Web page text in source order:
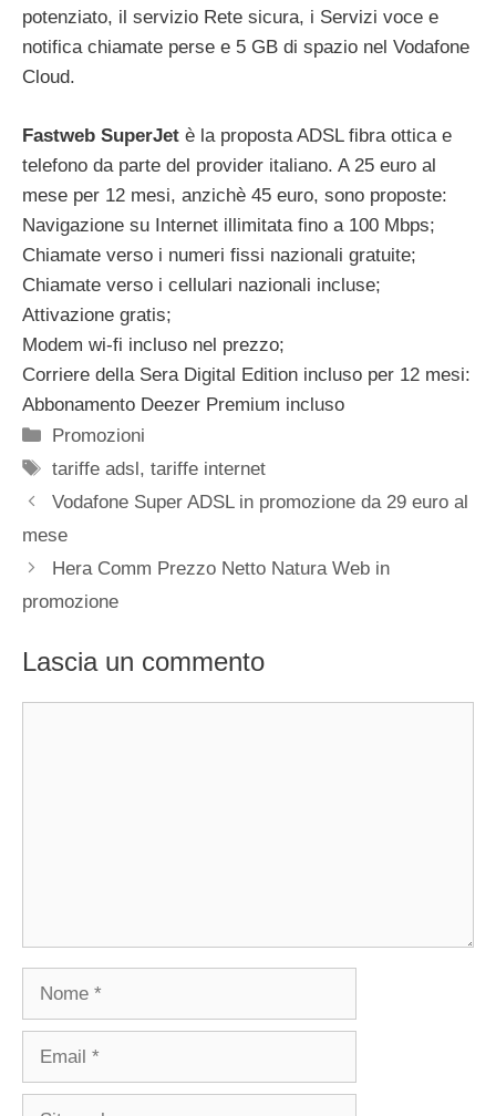
potenziato, il servizio Rete sicura, i Servizi voce e
notifica chiamate perse e 5 GB di spazio nel Vodafone
Cloud.
Fastweb SuperJet è la proposta ADSL fibra ottica e
telefono da parte del provider italiano. A 25 euro al
mese per 12 mesi, anzichè 45 euro, sono proposte:
Navigazione su Internet illimitata fino a 100 Mbps;
Chiamate verso i numeri fissi nazionali gratuite;
Chiamate verso i cellulari nazionali incluse;
Attivazione gratis;
Modem wi-fi incluso nel prezzo;
Corriere della Sera Digital Edition incluso per 12 mesi:
Abbonamento Deezer Premium incluso
Categorie
Promozioni
Tag
tariffe adsl,tariffe internet
Vodafone Super ADSL in promozione da 29 euro al
mese
Hera Comm Prezzo Netto Natura Web in
promozione
Lascia un commento
Nome
Email
Sito